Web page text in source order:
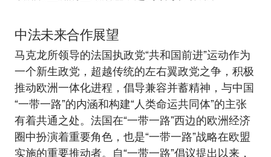
中法未来合作展望
马克龙所领导的法国执政党“共和国前进”运动作为
一个新生政党，超越传统的左右翼政党之争，积极
推动欧洲一体化进程，倡导兼容并蓄精神，与中国
“一带一路”的内涵和构建“人类命运共同体”的主张
有着共通之处。法国在“一带一路”西边的欧洲经济
圈中扮演着重要角色，也是“一带一路”战略在欧盟
实施的重要推动者。自“一带一路”倡议提出以来，